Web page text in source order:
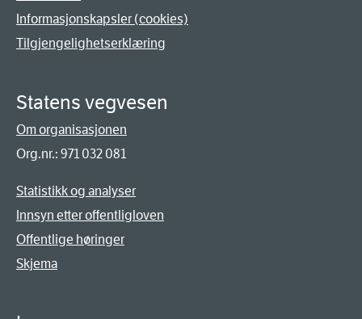
Informasjonskapsler (cookies)
Tilgjengelighetserklæring
Statens vegvesen
Om organisasjonen
Org.nr.: 971 032 081
Statistikk og analyser
Innsyn etter offentligloven
Offentlige høringer
Skjema